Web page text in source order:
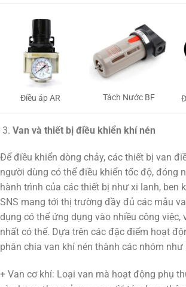
Điều áp AR Tách Nước BF
Van và thiết bị điều khiển khí nén
Để điều khiển dòng chảy, các thiết bị van
người dùng có thể điều khiển tốc độ, đóng
hành trình của các thiết bị như xi lanh, ben
SNS mang tới thị trường đầy đủ các mẫu
dụng có thể ứng dụng vào nhiều công việc,
nhất có thể. Dựa trên các đặc điểm hoạt
phân chia van khí nén thành các nhóm như
+ Van cơ khí: Loại van mà hoạt động phụ